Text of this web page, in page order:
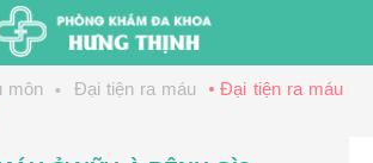
môn Đại tiện ra máu
Đại tiện ra máu